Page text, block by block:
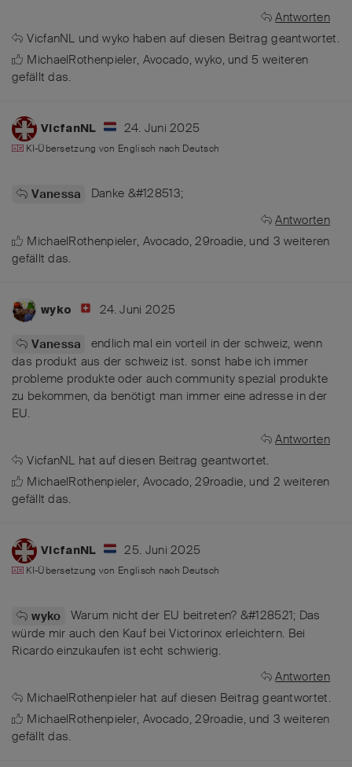
Antworten
VicfanNL undwyko haben auf diesen Beitrag geantwortet.
MichaelRothenpieler, Avocado,wyko, und 5 weiteren
gefällt das.
VicfanNL 24. Juni 2025
KI-Übersetzung von Englisch nach Deutsch
Vanessa
Danke &#128513;
Antworten
MichaelRothenpieler, Avocado,29roadie, und 3 weiteren
gefällt das.
wyko 24. Juni 2025
Vanessa
endlich mal ein vorteil in der schweiz, wenn
das produkt aus der schweiz ist. sonst habe ich immer
probleme produkte oder auch community spezial produkte
zu bekommen, da benötigt man immer eine adresse in der
EU.
Antworten
VicfanNL hat auf diesen Beitrag geantwortet.
MichaelRothenpieler, Avocado,29roadie, und 2 weiteren
gefällt das.
VicfanNL 25. Juni 2025
KI-Übersetzung von Englisch nach Deutsch
wyko
Warum nicht der EU beitreten? &#128521; Das
würde mir auch den Kauf bei Victorinox erleichtern. Bei
Ricardo einzukaufen ist echt schwierig.
Antworten
MichaelRothenpieler hat auf diesen Beitrag geantwortet.
MichaelRothenpieler, Avocado,29roadie, und 3 weiteren
gefällt das.